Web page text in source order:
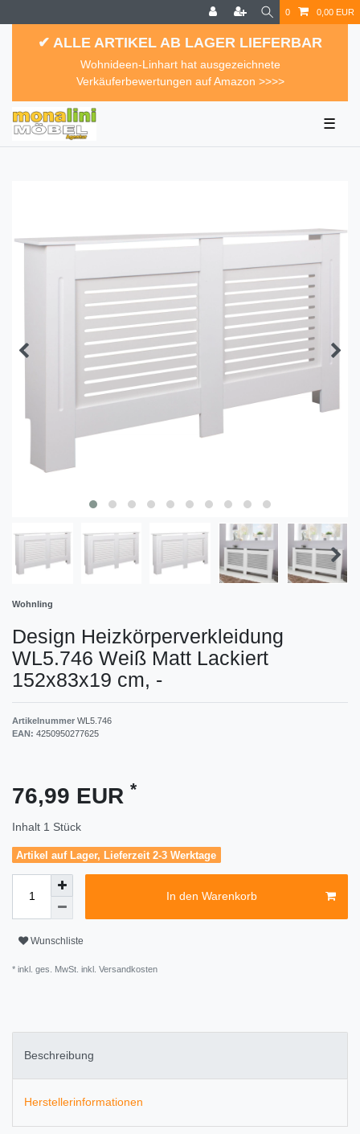
0 0,00 EUR
✔ ALLE ARTIKEL AB LAGER LIEFERBAR
Wohnideen-Linhart hat ausgezeichnete
Verkäuferbewertungen auf Amazon >>>>
☰
Wohnling
Design Heizkörperverkleidung
WL5.746 Weiß Matt Lackiert
152x83x19 cm, -
Artikelnummer WL5.746
EAN: 4250950277625
76,99 EUR *
Inhalt 1 Stück
Artikel auf Lager, Lieferzeit 2-3 Werktage
In den Warenkorb
Wunschliste
* inkl. ges. MwSt. inkl. Versandkosten
Beschreibung
Herstellerinformationen